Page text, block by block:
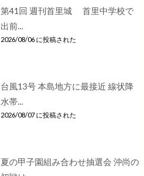
第41回 週刊首里城 首里中学校で
出前...
2026/08/06 に投稿された
台風13号 本島地方に最接近 線状降
水帯...
2026/08/07 に投稿された
夏の甲子園組み合わせ抽選会 沖尚の